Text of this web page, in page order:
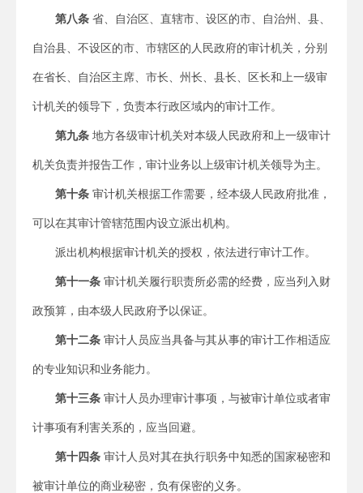
第八条 省、自治区、直辖市、设区的市、自治州、县、
自治县、不设区的市、市辖区的人民政府的审计机关，分别
在省长、自治区主席、市长、州长、县长、区长和上一级审
计机关的领导下，负责本行政区域内的审计工作。
第九条 地方各级审计机关对本级人民政府和上一级审计
机关负责并报告工作，审计业务以上级审计机关领导为主。
第十条 审计机关根据工作需要，经本级人民政府批准，
可以在其审计管辖范围内设立派出机构。
派出机构根据审计机关的授权，依法进行审计工作。
第十一条 审计机关履行职责所必需的经费，应当列入财
政预算，由本级人民政府予以保证。
第十二条 审计人员应当具备与其从事的审计工作相适应
的专业知识和业务能力。
第十三条 审计人员办理审计事项，与被审计单位或者审
计事项有利害关系的，应当回避。
第十四条 审计人员对其在执行职务中知悉的国家秘密和
被审计单位的商业秘密，负有保密的义务。